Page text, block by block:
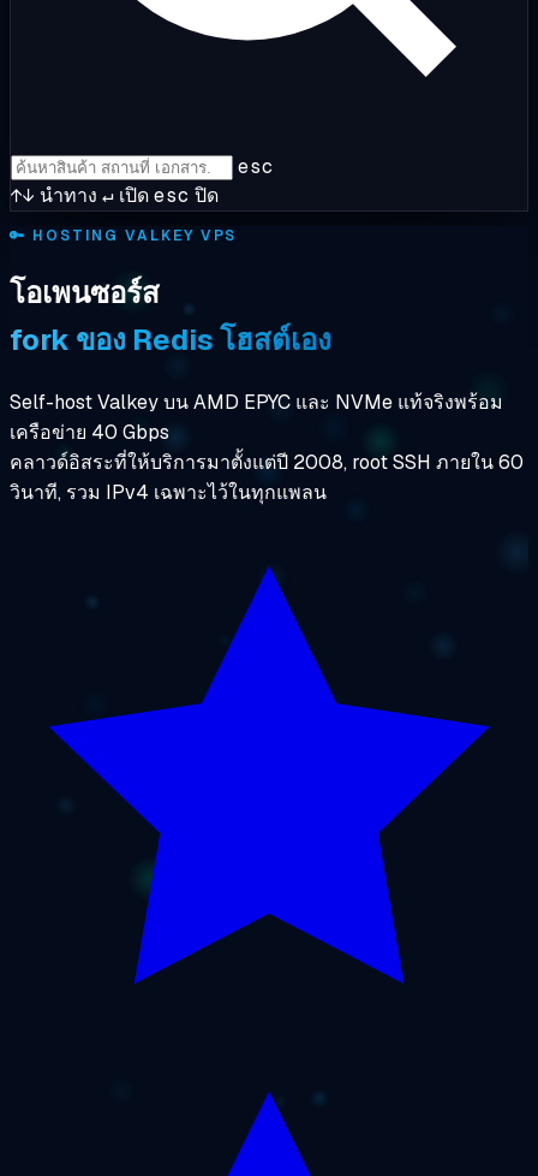
esc
↑↓ นำทาง ↵ เปิดesc ปิด
🔑 HOSTING VALKEY VPS
โอเพนซอร์ส
fork ของ Redis โฮสต์เอง
Self-host Valkey บน AMD EPYC และ NVMe แท้จริงพร้อม
เครือข่าย 40 Gbps
คลาวด์อิสระที่ให้บริการมาตั้งแต่ปี 2008, root SSH ภายใน 60
วินาที, รวม IPv4 เฉพาะไว้ในทุกแพลน